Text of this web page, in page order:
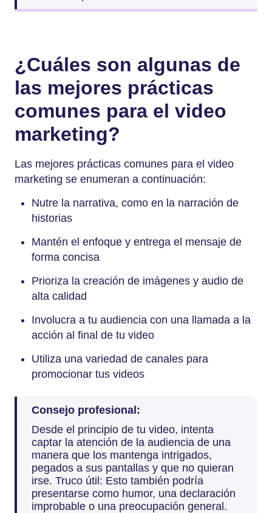
¿Cuáles son algunas de
las mejores prácticas
comunes para el video
marketing?
Las mejores prácticas comunes para el video
marketing se enumeran a continuación:
Nutre la narrativa, como en la narración de
historias
Mantén el enfoque y entrega el mensaje de
forma concisa
Prioriza la creación de imágenes y audio de
alta calidad
Involucra a tu audiencia con una llamada a la
acción al final de tu video
Utiliza una variedad de canales para
promocionar tus videos
Consejo profesional:
Desde el principio de tu video, intenta
captar la atención de la audiencia de una
manera que los mantenga intrigados,
pegados a sus pantallas y que no quieran
irse. Truco útil: Esto también podría
presentarse como humor, una declaración
improbable o una preocupación general.